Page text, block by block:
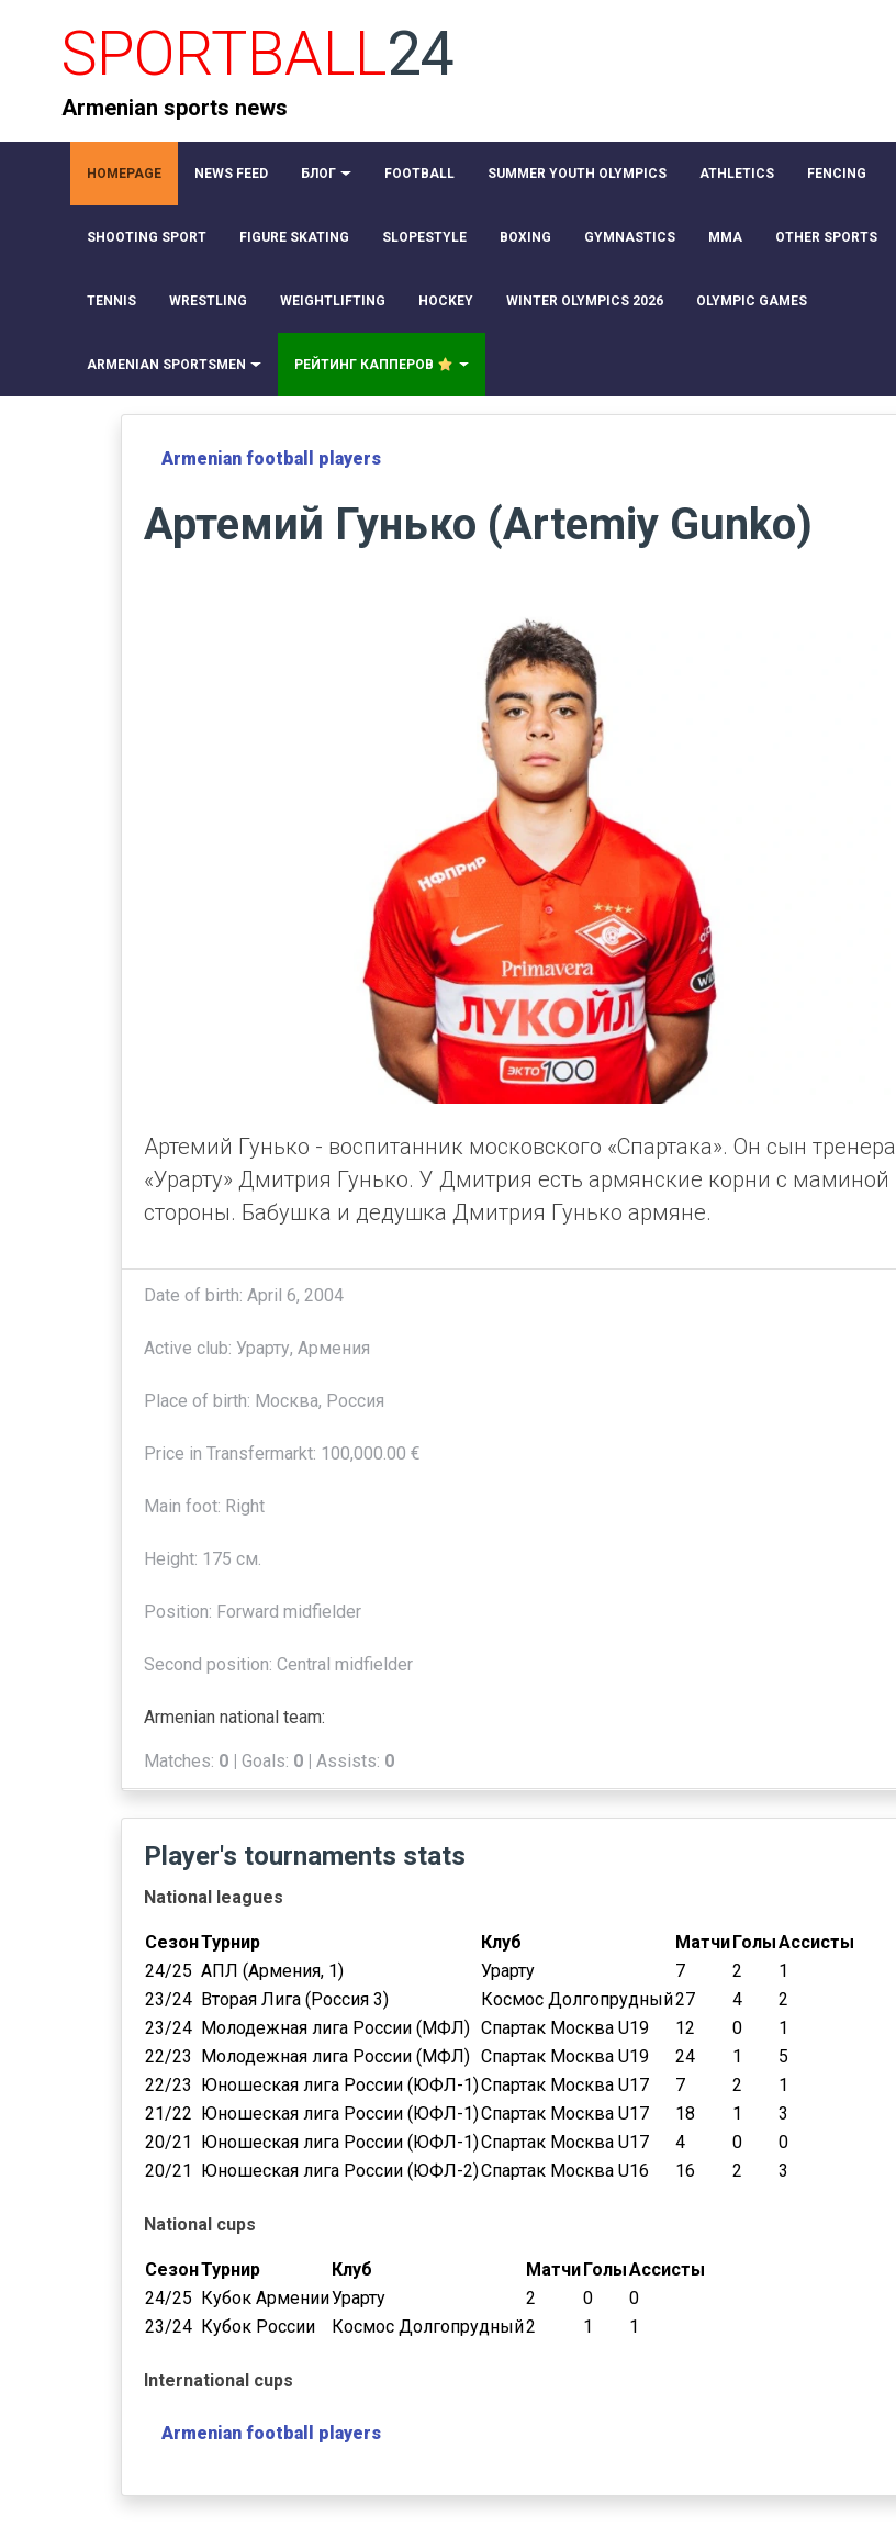
SPORTBALL24
Armenian sports news
HOMEPAGE NEWS FEED БЛОГ FOOTBALL SUMMER YOUTH OLYMPICS ATHLETICS FENCING
SHOOTING SPORT FIGURE SKATING SLOPESTYLE BOXING GYMNASTICS MMA OTHER SPORTS
TENNIS WRESTLING WEIGHTLIFTING HOCKEY WINTER OLYMPICS 2026 OLYMPIC GAMES
ARMENIAN SPORTSMEN РЕЙТИНГ КАППЕРОВ
Armenian football players
Артемий Гунько (Artemiy Gunko)
Артемий Гунько - воспитанник московского «Спартака». Он сын тренера
«Урарту» Дмитрия Гунько. У Дмитрия есть армянские корни с маминой
стороны. Бабушка и дедушка Дмитрия Гунько армяне.
Date of birth: April 6, 2004
Active club: Урарту, Армения
Place of birth: Москва, Россия
Price in Transfermarkt: 100,000.00 €
Main foot: Right
Height: 175 см.
Position: Forward midfielder
Second position: Central midfielder
Armenian national team:
Matches: 0 | Goals: 0 | Assists: 0
Player's tournaments stats
National leagues
СезонТурнир Клуб Матчи ГолыАссисты
24/25 АПЛ (Армения, 1) Урарту 7 2
1
23/24 Вторая Лига (Россия 3) Космос Долгопрудный27 4
2
23/24 Молодежная лига России (МФЛ) Спартак Москва U19 12 0
1
22/23
Молодежная лига России (МФЛ) Спартак Москва U19 24 1
5
22/23
Юношеская лига России (ЮФЛ-1)Спартак Москва U17 7 2
1
21/22
Юношеская лига России (ЮФЛ-1)Спартак Москва U17 18 1
3
20/21
Юношеская лига России (ЮФЛ-1)Спартак Москва U17 4 0
0
20/21
Юношеская лига России (ЮФЛ-2)Спартак Москва U16 16 2 3
National cups
СезонТурнир Клуб Матчи ГолыАссисты
24/25
Кубок АрменииУрарту 2 0
0
23/24 Кубок России Космос Долгопрудный2 1 1
International cups
Armenian football players